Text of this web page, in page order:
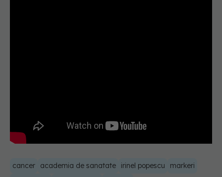
cancer academia de sanatate irinel popescu
markeri